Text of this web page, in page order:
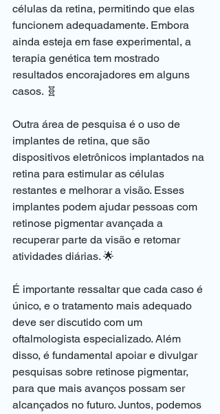
células da retina, permitindo que elas
funcionem adequadamente. Embora
ainda esteja em fase experimental, a
terapia genética tem mostrado
resultados encorajadores em alguns
casos. 🧬
Outra área de pesquisa é o uso de
implantes de retina, que são
dispositivos eletrônicos implantados na
retina para estimular as células
restantes e melhorar a visão. Esses
implantes podem ajudar pessoas com
retinose pigmentar avançada a
recuperar parte da visão e retomar
atividades diárias. 🌟
É importante ressaltar que cada caso é
único, e o tratamento mais adequado
deve ser discutido com um
oftalmologista especializado. Além
disso, é fundamental apoiar e divulgar
pesquisas sobre retinose pigmentar,
para que mais avanços possam ser
alcançados no futuro. Juntos, podemos